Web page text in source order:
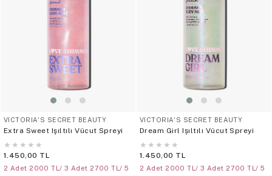
VICTORIA'S SECRET BEAUTY
Extra Sweet Işıltılı Vücut Spreyi
★ ★ ★ ★ ★
1.450,00 TL
2 Adet 2000 TL/ 3 Adet 2700 TL/ 5
VICTORIA'S SECRET BEAUTY
Dream Girl Işıltılı Vücut Spreyi
★ ★ ★ ★ ★
1.450,00 TL
2 Adet 2000 TL/ 3 Adet 2700 TL/ 5